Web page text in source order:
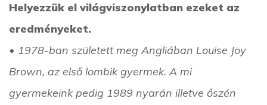
Helyezzük el világviszonylatban ezeket az
eredményeket.
• 1978-ban született meg Angliában Louise Joy
Brown, az első lombik gyermek. A mi
gyermekeink pedig 1989 nyarán illetve őszén